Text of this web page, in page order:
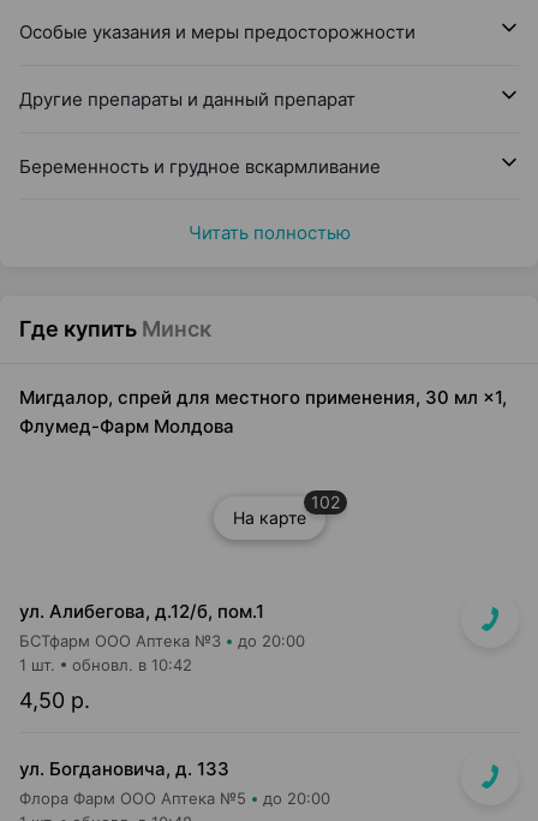
Особые указания и меры предосторожности
Другие препараты и данный препарат
Беременность и грудное вскармливание
Читать полностью
Где купить Минск
Мигдалор, спрей для местного применения, 30 мл ×1,
Флумед-Фарм Молдова
На карте
102
ул. Алибегова, д.12/б, пом.1
БСТфарм ООО Аптека №3 до 20:00
4,50 р.
1 шт. обновл. в 10:42
ул. Богдановича, д. 133
Флора Фарм ООО Аптека №5 до 20:00